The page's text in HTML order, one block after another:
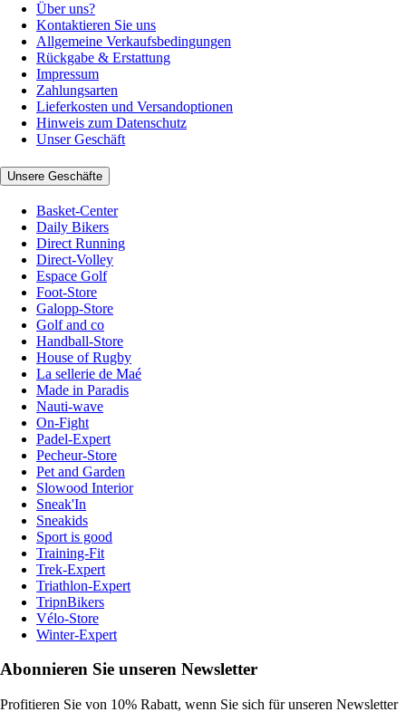
Über uns?
Kontaktieren Sie uns
Allgemeine Verkaufsbedingungen
Rückgabe & Erstattung
Impressum
Zahlungsarten
Lieferkosten und Versandoptionen
Hinweis zum Datenschutz
Unser Geschäft
Unsere Geschäfte
Basket-Center
Daily Bikers
Direct Running
Direct-Volley
Espace Golf
Foot-Store
Galopp-Store
Golf and co
Handball-Store
House of Rugby
La sellerie de Maé
Made in Paradis
Nauti-wave
On-Fight
Padel-Expert
Pecheur-Store
Pet and Garden
Slowood Interior
Sneak'In
Sneakids
Sport is good
Training-Fit
Trek-Expert
Triathlon-Expert
TripnBikers
Vélo-Store
Winter-Expert
Abonnieren Sie unseren Newsletter
Profitieren Sie von 10% Rabatt, wenn Sie sich für unseren Newsletter